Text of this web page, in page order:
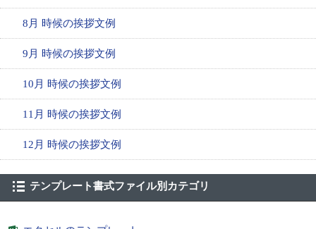
8月 時候の挨拶文例
9月 時候の挨拶文例
10月 時候の挨拶文例
11月 時候の挨拶文例
12月 時候の挨拶文例
テンプレート書式ファイル別カテゴリ